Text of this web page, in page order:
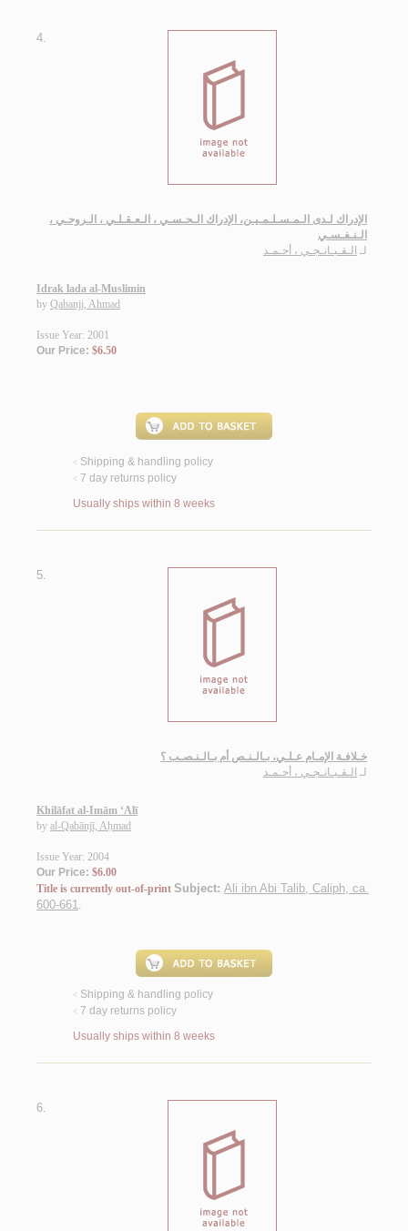
4.
الإدراك لـدى الـمـسـلـمـيـن، الإدراك الـحـسـي ، الـعـقـلـي ، الـروحـي ،
الـنـفـسـي
لـ الـقـبـانـجـي ، أحـمـد
Idrak lada al-Muslimin
by Qabanji, Ahmad
Issue Year: 2001
Our Price: $6.50
< Shipping & handling policy
< 7 day returns policy
Usually ships within 8 weeks
5.
خـلافـة الإمـام عـلـي، بـالـنـص أم بـالـنـصـب ؟
لـ الـقـبـانـجـي ، أحـمـد
Khilāfat al-Imām ‘Alī
by al-Qabānjī, Aḥmad
Issue Year: 2004
Our Price: $6.00
Title is currently out-of-print Subject: Ali ibn Abi Talib, Caliph, ca.
600-661.
< Shipping & handling policy
< 7 day returns policy
Usually ships within 8 weeks
6.